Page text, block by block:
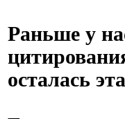
Раньше у
осталась